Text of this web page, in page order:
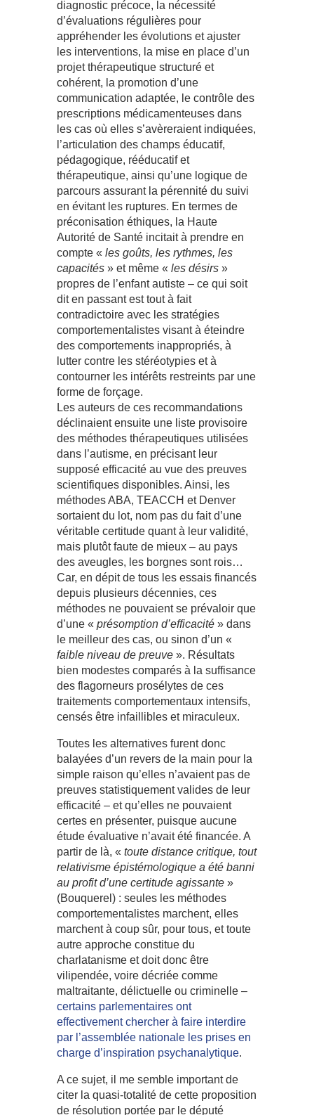
diagnostic précoce, la nécessité
d’évaluations régulières pour
appréhender les évolutions et ajuster
les interventions, la mise en place d’un
projet thérapeutique structuré et
cohérent, la promotion d’une
communication adaptée, le contrôle des
prescriptions médicamenteuses dans
les cas où elles s’avèreraient indiquées,
l’articulation des champs éducatif,
pédagogique, rééducatif et
thérapeutique, ainsi qu’une logique de
parcours assurant la pérennité du suivi
en évitant les ruptures. En termes de
préconisation éthiques, la Haute
Autorité de Santé incitait à prendre en
compte « les goûts, les rythmes, les
capacités» et même « les désirs»
propres de l’enfant autiste – ce qui soit
dit en passant est tout à fait
contradictoire avec les stratégies
comportementalistes visant à éteindre
des comportements inappropriés, à
lutter contre les stéréotypies et à
contourner les intérêts restreints par une
forme de forçage.
Les auteurs de ces recommandations
déclinaient ensuite une liste provisoire
des méthodes thérapeutiques utilisées
dans l’autisme, en précisant leur
supposé efficacité au vue des preuves
scientifiques disponibles. Ainsi, les
méthodes ABA, TEACCH et Denver
sortaient du lot, nom pas du fait d’une
véritable certitude quant à leur validité,
mais plutôt faute de mieux – au pays
des aveugles, les borgnes sont rois…
Car, en dépit de tous les essais financés
depuis plusieurs décennies, ces
méthodes ne pouvaient se prévaloir que
d’une « présomption d’efficacité» dans
le meilleur des cas, ou sinon d’un «
faible niveau de preuve». Résultats
bien modestes comparés à la suffisance
des flagorneurs prosélytes de ces
traitements comportementaux intensifs,
censés être infaillibles et miraculeux.
Toutes les alternatives furent donc
balayées d’un revers de la main pour la
simple raison qu’elles n’avaient pas de
preuves statistiquement valides de leur
efficacité – et qu’elles ne pouvaient
certes en présenter, puisque aucune
étude évaluative n’avait été financée. A
partir de là, « toute distance critique, tout
relativisme épistémologique a été banni
au profit d’une certitude agissante»
(Bouquerel) : seules les méthodes
comportementalistes marchent, elles
marchent à coup sûr, pour tous, et toute
autre approche constitue du
charlatanisme et doit donc être
vilipendée, voire décriée comme
maltraitante, délictuelle ou criminelle –
certains parlementaires ont
effectivement chercher à faire interdire
par l’assemblée nationale les prises en
charge d’inspiration psychanalytique.
A ce sujet, il me semble important de
citer la quasi-totalité de cette proposition
de résolution portée par le député